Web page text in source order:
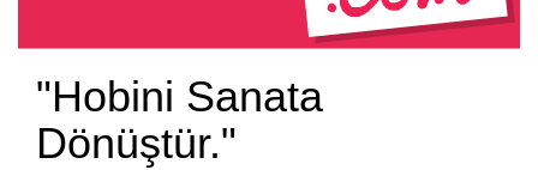
"Hobini Sanata
Dönüştür."